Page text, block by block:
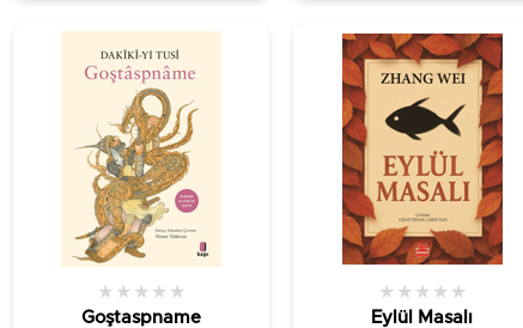
Goştaspname
★ ★ ★ ★ ★
Eylül Masalı
★ ★ ★ ★ ★